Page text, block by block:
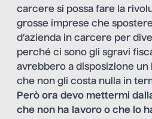
carcere si possa fare la
grosse imprese che
d’azienda in carcere per
perché ci sono gli sgravi
avrebbero a disposizione
che non gli costa nulla in
Però ora devo mettermi
che non ha lavoro o che lo